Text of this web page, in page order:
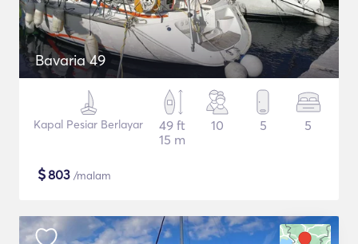
Bavaria 49
Kapal Pesiar Berlayar
49 ft
15 m
10 5 5
$803 /malam